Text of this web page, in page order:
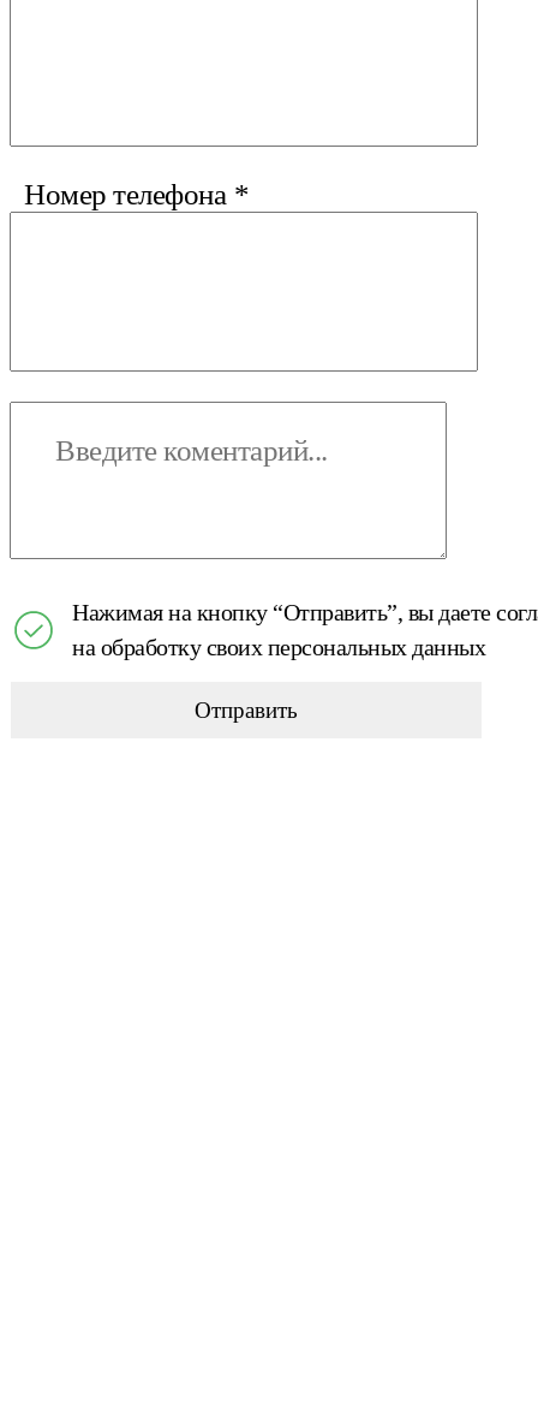
Номер телефона *
Нажимая на кнопку “Отправить”, вы даете
на обработку своих персональных данных
Отправить